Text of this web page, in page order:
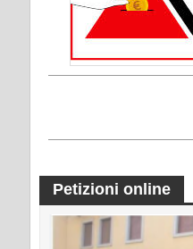
Petizioni online